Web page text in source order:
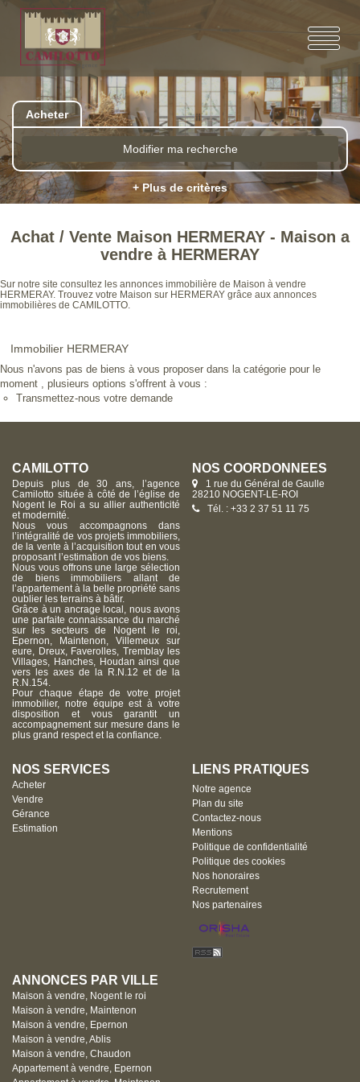
Acheter
Modifier ma recherche
+ Plus de critères
Achat / Vente Maison HERMERAY - Maison a
vendre à HERMERAY
Sur notre site consultez les annonces immobilière de Maison à vendre
HERMERAY. Trouvez votre Maison sur HERMERAY grâce aux annonces
immobilières de CAMILOTTO.
Immobilier HERMERAY
Nous n'avons pas de biens à vous proposer dans la catégorie pour le
moment , plusieurs options s'offrent à vous :
Transmettez-nous votre demande
CAMILOTTO
Depuis plus de 30 ans, l’agence
Camilotto située à côté de l’église de
Nogent le Roi a su allier authenticité
et modernité.
Nous vous accompagnons dans
l’intégralité de vos projets immobiliers,
de la vente à l’acquisition tout en vous
proposant l’estimation de vos biens.
Nous vous offrons une large sélection
de biens immobiliers allant de
l’appartement à la belle propriété sans
oublier les terrains à bâtir.
Grâce à un ancrage local, nous avons
une parfaite connaissance du marché
sur les secteurs de Nogent le roi,
Epernon, Maintenon, Villemeux sur
eure, Dreux, Faverolles, Tremblay les
Villages, Hanches, Houdan ainsi que
vers les axes de la R.N.12 et de la
R.N.154.
Pour chaque étape de votre projet
immobilier, notre équipe est à votre
disposition et vous garantit un
accompagnement sur mesure dans le
plus grand respect et la confiance.
NOS COORDONNÉES
1 rue du Général de Gaulle
28210 NOGENT-LE-ROI
Tél. : +33 2 37 51 11 75
NOS SERVICES
Acheter
Vendre
Gérance
Estimation
LIENS PRATIQUES
Notre agence
Plan du site
Contactez-nous
Mentions
Politique de confidentialité
Politique des cookies
Nos honoraires
Recrutement
Nos partenaires
ANNONCES PAR VILLE
Maison à vendre, Nogent le roi
Maison à vendre, Maintenon
Maison à vendre, Epernon
Maison à vendre, Ablis
Maison à vendre, Chaudon
Appartement à vendre, Epernon